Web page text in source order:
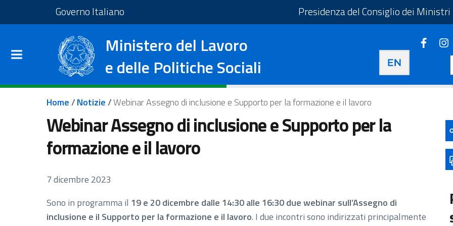
Salta al contenuto principale
Governo Italiano Vai al sito del Governo Italiano - Apre in una nuova schedaPresidenza del Consiglio dei Ministri
Ministero del Lavoro
e delle Politiche Sociali
Apre in una nuova
Apre
Briciole di pane
Home/Notizie/Webinar Assegno di inclusione e Supporto per la formazione e il lavoro
Webinar Assegno di inclusione e Supporto per la
formazione e il lavoro
7 dicembre 2023
Sono in programma il 19 e 20 dicembre dalle 14:30 alle 16:30 due webinar sull’Assegno di
inclusione e il Supporto per la formazione e il lavoro. I due incontri sono indirizzati principalmente